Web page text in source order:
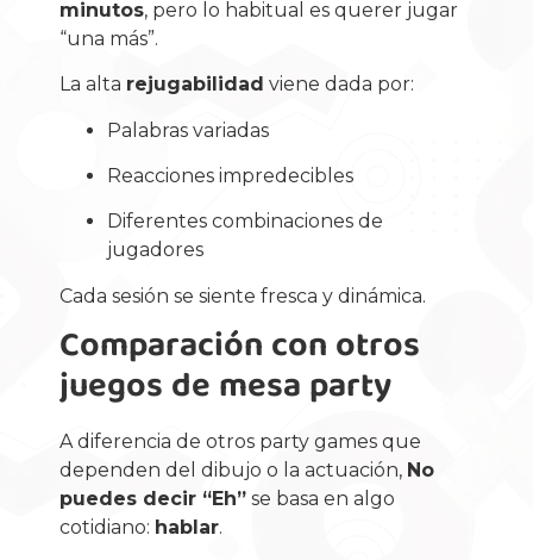
minutos, pero lo habitual es querer jugar
“una más”.
La alta rejugabilidad viene dada por:
Palabras variadas
Reacciones impredecibles
Diferentes combinaciones de
jugadores
Cada sesión se siente fresca y dinámica.
Comparación con otros
juegos de mesa party
A diferencia de otros party games que
dependen del dibujo o la actuación, No
puedes decir “Eh” se basa en algo
cotidiano: hablar.